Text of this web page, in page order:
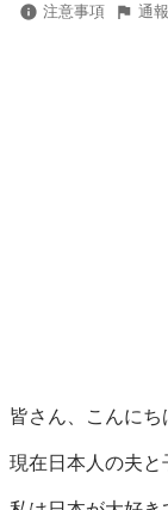
注意事項 通報
皆さん、こんにち
現在日本人の夫と